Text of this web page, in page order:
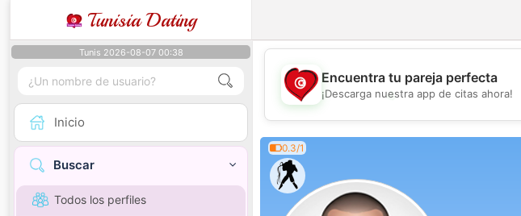
Tunisia Dating
Tunis 2026-08-07 00:38
Inicio
Buscar
Todos los perfiles
💖
Encuentra tu pareja perfecta
¡Descarga nuestra app de citas ahora!
0.3/1